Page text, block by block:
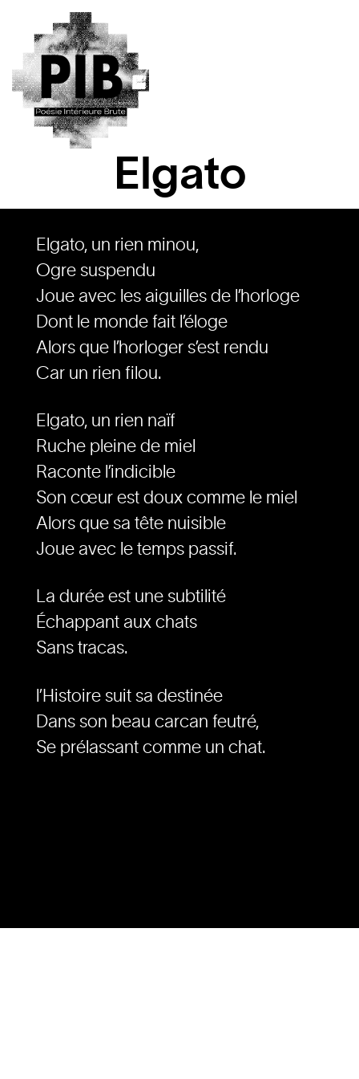
Elgato
Elgato, un rien minou,
Ogre suspendu
Joue avec les aiguilles de l’horloge
Dont le monde fait l’éloge
Alors que l’horloger s’est rendu
Car un rien filou.
Elgato, un rien naïf
Ruche pleine de miel
Raconte l’indicible
Son cœur est doux comme le miel
Alors que sa tête nuisible
Joue avec le temps passif.
La durée est une subtilité
Échappant aux chats
Sans tracas.
l’Histoire suit sa destinée
Dans son beau carcan feutré,
Se prélassant comme un chat.